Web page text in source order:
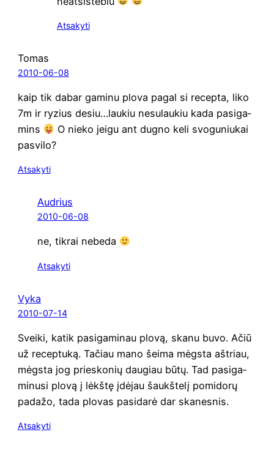
Atsakyti
Tomas
2010-06-08
kaip tik dabar gami­nu plo­va pagal si recep­ta, liko
7m ir ryzius desiu…laukiu nesu­lau­kiu kada pasi­ga­
mins
O nie­ko jei­gu ant dug­no keli svo­gu­niu­kai
pasvilo?
Atsakyti
Audrius
2010-06-08
ne, tik­rai nebeda
Atsakyti
Vyka
2010-07-14
Svei­ki, katik pasi­ga­mi­nau plo­vą, ska­nu buvo. Ačiū
už recep­tu­ką. Tačiau mano šei­ma mėgs­ta aštriau,
mėgs­ta jog prie­sko­nių dau­giau būtų. Tad pasi­ga­
mi­nu­si plo­vą į lėkš­tę įdė­jau šaukš­te­lį pomi­do­rų
pada­žo, tada plo­vas pasi­da­rė dar skanesnis.
Atsakyti